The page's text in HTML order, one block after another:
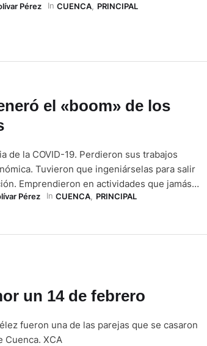
Pérez In CUENCA, PRINCIPAL
el «boom» de los
de la COVID-19. Perdieron sus trabajos
Tuvieron que ingeniárselas para salir
Emprendieron en actividades que jamás
los riesgos, prosperaron y mantienen sus
Pérez In CUENCA, PRINCIPAL
un 14 de febrero
fueron una de las parejas que se casaron
Cuenca. XCA